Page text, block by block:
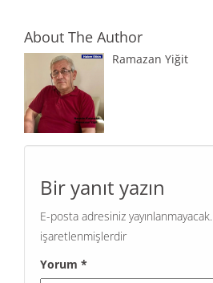
k
About The Author
Ramazan Yiğit
Bir yanıt yazın
E-posta adresiniz yayınlanmayacak.
işaretlenmişlerdir
Yorum *